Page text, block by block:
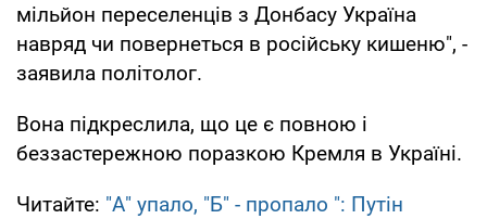
мільйон переселенців з Донбасу Україна
навряд чи повернеться в російську кишеню", -
заявила політолог.
Вона підкреслила, що це є повною і
беззастережною поразкою Кремля в Україні.
Читайте: "А" упало, "Б" - пропало ": Путін